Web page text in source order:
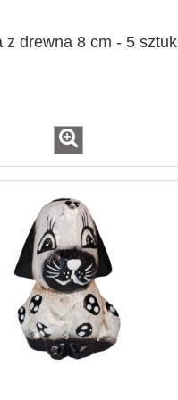
z drewna 8 cm - 5 sztuk